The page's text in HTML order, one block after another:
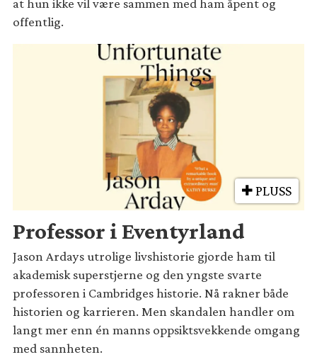
at hun ikke vil være sammen med ham åpent og
offentlig.
PLUSS
Professor i Eventyrland
Jason Ardays utrolige livshistorie gjorde ham til
akademisk superstjerne og den yngste svarte
professoren i Cambridges historie. Nå rakner både
historien og karrieren. Men skandalen handler om
langt mer enn én manns oppsiktsvekkende omgang
med sannheten.